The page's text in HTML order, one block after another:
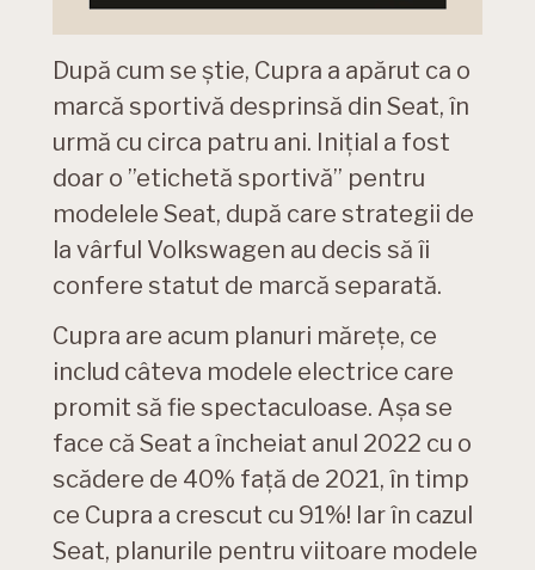
După cum se știe, Cupra a apărut ca o
marcă sportivă desprinsă din Seat, în
urmă cu circa patru ani. Inițial a fost
doar o ”etichetă sportivă” pentru
modelele Seat, după care strategii de
la vârful Volkswagen au decis să îi
confere statut de marcă separată.
Cupra are acum planuri mărețe, ce
includ câteva modele electrice care
promit să fie spectaculoase. Așa se
face că Seat a încheiat anul 2022 cu o
scădere de 40% față de 2021, în timp
ce Cupra a crescut cu 91%! Iar în cazul
Seat, planurile pentru viitoare modele